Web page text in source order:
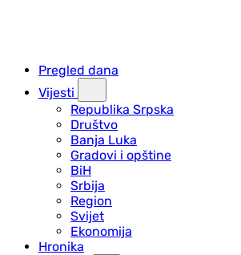
Pregled dana
Vijesti
Republika Srpska
Društvo
Banja Luka
Gradovi i opštine
BiH
Srbija
Region
Svijet
Ekonomija
Hronika